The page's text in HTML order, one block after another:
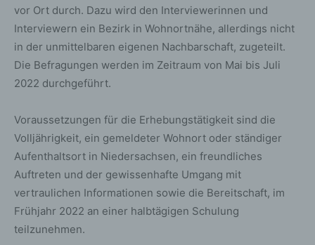
vor Ort durch. Dazu wird den Interviewerinnen und
Interviewern ein Bezirk in Wohnortnähe, allerdings nicht
in der unmittelbaren eigenen Nachbarschaft, zugeteilt.
Die Befragungen werden im Zeitraum von Mai bis Juli
2022 durchgeführt.
Voraussetzungen für die Erhebungstätigkeit sind die
Volljährigkeit, ein gemeldeter Wohnort oder ständiger
Aufenthaltsort in Niedersachsen, ein freundliches
Auftreten und der gewissenhafte Umgang mit
vertraulichen Informationen sowie die Bereitschaft, im
Frühjahr 2022 an einer halbtägigen Schulung
teilzunehmen.